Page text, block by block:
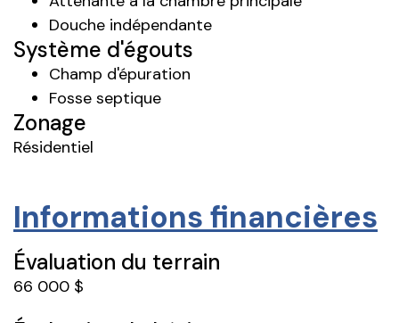
Douche indépendante
Système d'égouts
Champ d'épuration
Fosse septique
Zonage
Résidentiel
Informations financières
Évaluation du terrain
66 000 $